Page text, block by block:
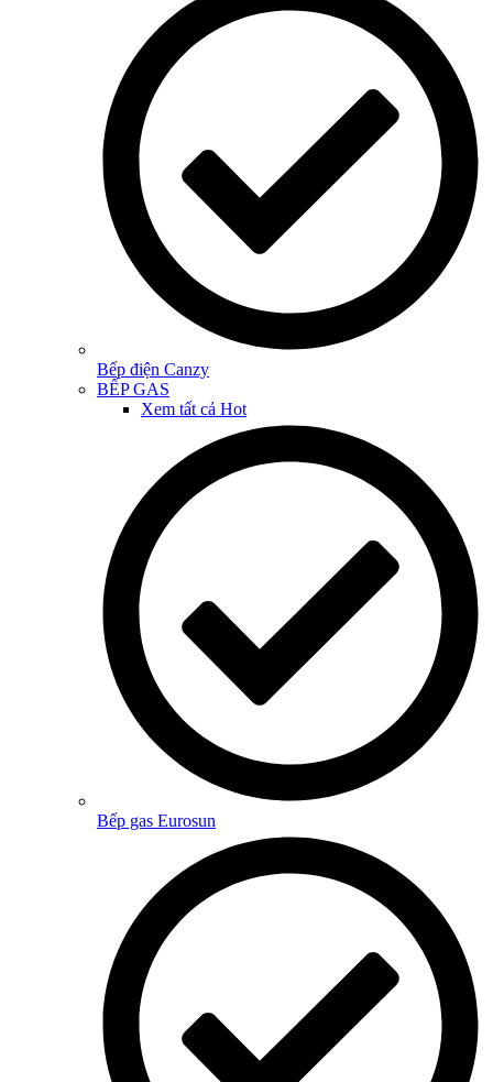
Bếp điện Canzy
BẾP GAS
Xem tất cả Hot
Bếp gas Eurosun